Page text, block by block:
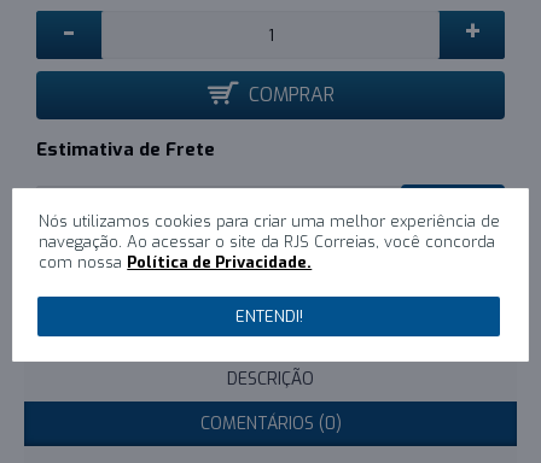
- +
COMPRAR
Estimativa de Frete
Escreva um comentário
DESCRIÇÃO
COMENTÁRIOS (0)
Nós utilizamos cookies para criar uma melhor experiência de
navegação. Ao acessar o site da RJS Correias, você concorda
com nossa Política de Privacidade.
ENTENDI!